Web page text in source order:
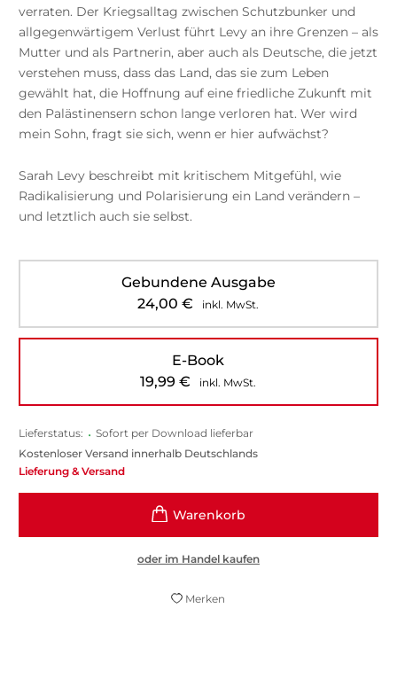
verraten. Der Kriegsalltag zwischen Schutzbunker und
allgegenwärtigem Verlust führt Levy an ihre Grenzen – als
Mutter und als Partnerin, aber auch als Deutsche, die jetzt
verstehen muss, dass das Land, das sie zum Leben
gewählt hat, die Hoffnung auf eine friedliche Zukunft mit
den Palästinensern schon lange verloren hat. Wer wird
mein Sohn, fragt sie sich, wenn er hier aufwächst?
Sarah Levy beschreibt mit kritischem Mitgefühl, wie
Radikalisierung und Polarisierung ein Land verändern –
und letztlich auch sie selbst.
Gebundene Ausgabe
24,00€ inkl. MwSt.
E-Book
19,99€ inkl. MwSt.
Lieferstatus: • Sofort per Download lieferbar
Kostenloser Versand innerhalb Deutschlands
Lieferung & Versand
oder im Handel kaufen
Merken